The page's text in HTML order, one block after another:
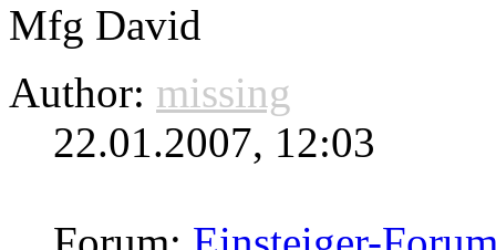
Mfg David
Author: missing
22.01.2007, 12:03